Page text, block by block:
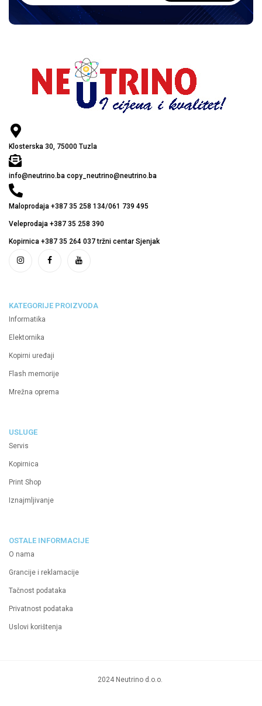
Klosterska 30, 75000 Tuzla
info@neutrino.ba copy_neutrino@neutrino.ba
Maloprodaja +387 35 258 134/061 739 495
Veleprodaja +387 35 258 390
Kopirnica +387 35 264 037 tržni centar Sjenjak
KATEGORIJE PROIZVODA
Informatika
Elektornika
Kopirni uređaji
Flash memorije
Mrežna oprema
USLUGE
Servis
Kopirnica
Print Shop
Iznajmljivanje
OSTALE INFORMACIJE
O nama
Grancije i reklamacije
Tačnost podataka
Privatnost podataka
Uslovi korištenja
2024 Neutrino d.o.o.